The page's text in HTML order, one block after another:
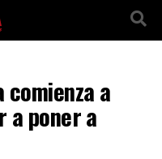
a
a poner a